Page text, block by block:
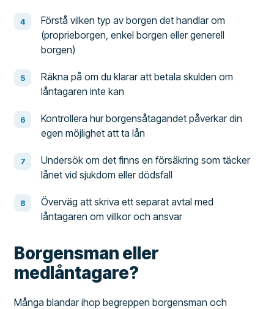
Förstå vilken typ av borgen det handlar om
(proprieborgen, enkel borgen eller generell
borgen)
Räkna på om du klarar att betala skulden om
låntagaren inte kan
Kontrollera hur borgensåtagandet påverkar din
egen möjlighet att ta lån
Undersök om det finns en försäkring som täcker
lånet vid sjukdom eller dödsfall
Överväg att skriva ett separat avtal med
låntagaren om villkor och ansvar
Borgensman eller
medlåntagare?
Många blandar ihop begreppen borgensman och